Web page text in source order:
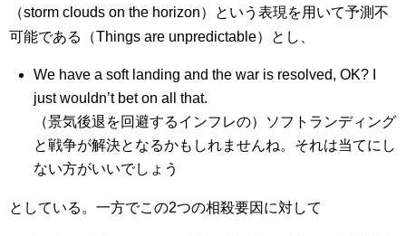
（storm clouds on the horizon）という表現を用いて予測不
可能である（Things are unpredictable）とし、
We have a soft landing and the war is resolved, OK? I
just wouldn’t bet on all that.
（景気後退を回避するインフレの）ソフトランディング
と戦争が解決となるかもしれませんね。それは当てにし
ない方がいいでしょう
としている。一方でこの2つの相殺要因に対して